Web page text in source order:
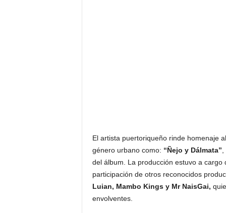
El artista puertoriqueño rinde homenaje
género urbano como: “Ñejo y Dálmata”,
del álbum. La producción estuvo a cargo
participación de otros reconocidos
Luian, Mambo Kings y Mr NaisGai,
envolventes.